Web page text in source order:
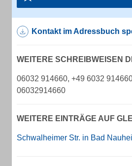
Kontakt im Adressbuch
WEITERE SCHREIBWEISEN
06032 914660, +49 6032
06032914660
WEITERE EINTRÄGE AUF
Schwalheimer Str. in Bad